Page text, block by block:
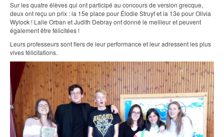
Sur les quatre élèves qui ont participé au concours de version grecque,
deux ont reçu un prix : la 15e place pour Élodie Struyf et la 13e pour Olivia
Wylock ! Lalie Orban et Judith Debray ont donné le meilleur et peuvent
également être félicitées !
Leurs professeurs sont fiers de leur performance et leur adressent les plus
vives félicitations.